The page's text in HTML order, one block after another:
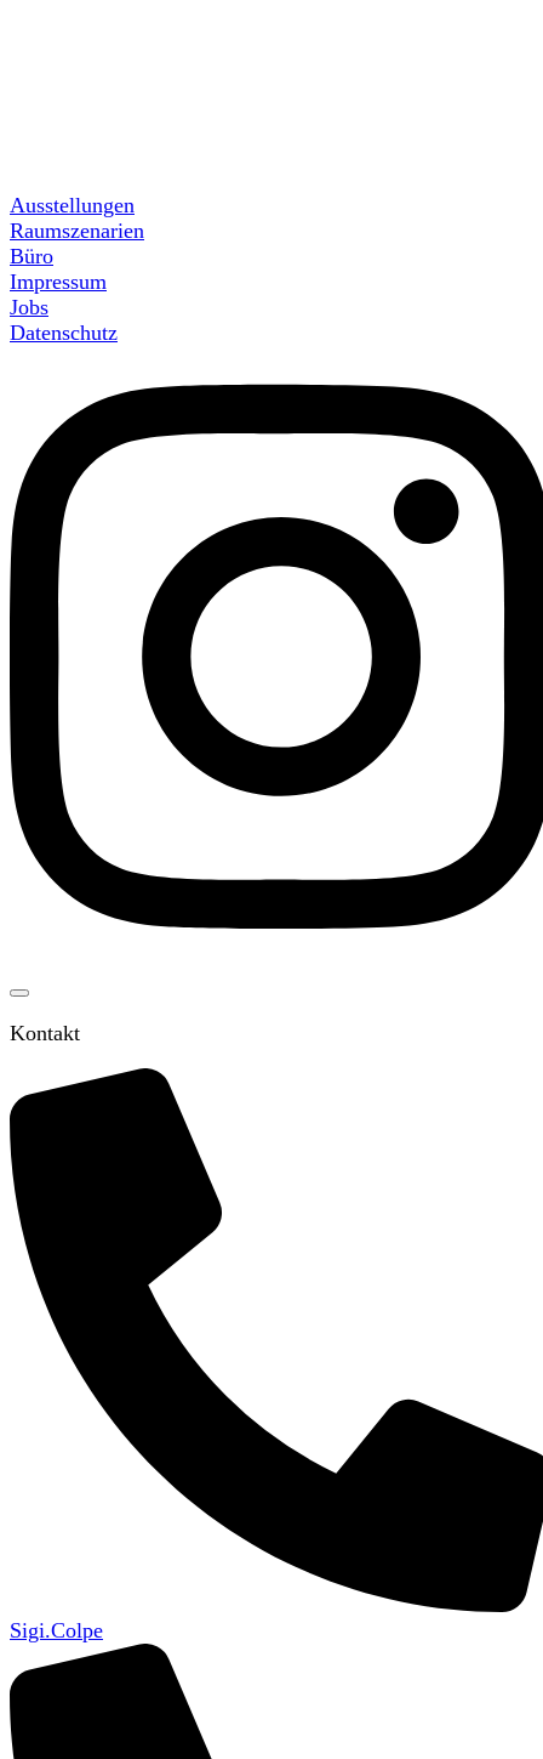
Ausstellungen
Raumszenarien
Büro
Impressum
Jobs
Datenschutz
Kontakt
Sigi.Colpe